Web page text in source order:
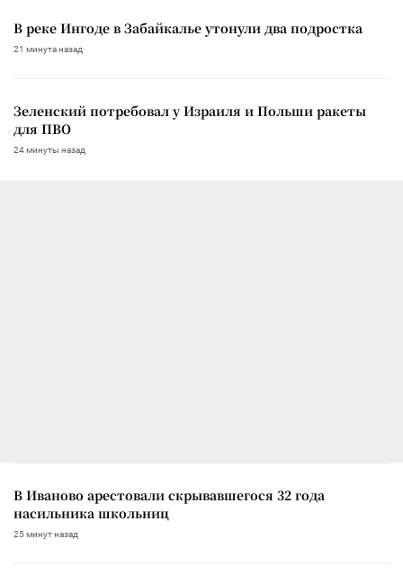
В реке Ингоде в Забайкалье утонули два подростка
21 минута назад
Зеленский потребовал у Израиля и Польши ракеты
для ПВО
24 минуты назад
В Иваново арестовали скрывавшегося 32 года
насильника школьниц
25 минут назад